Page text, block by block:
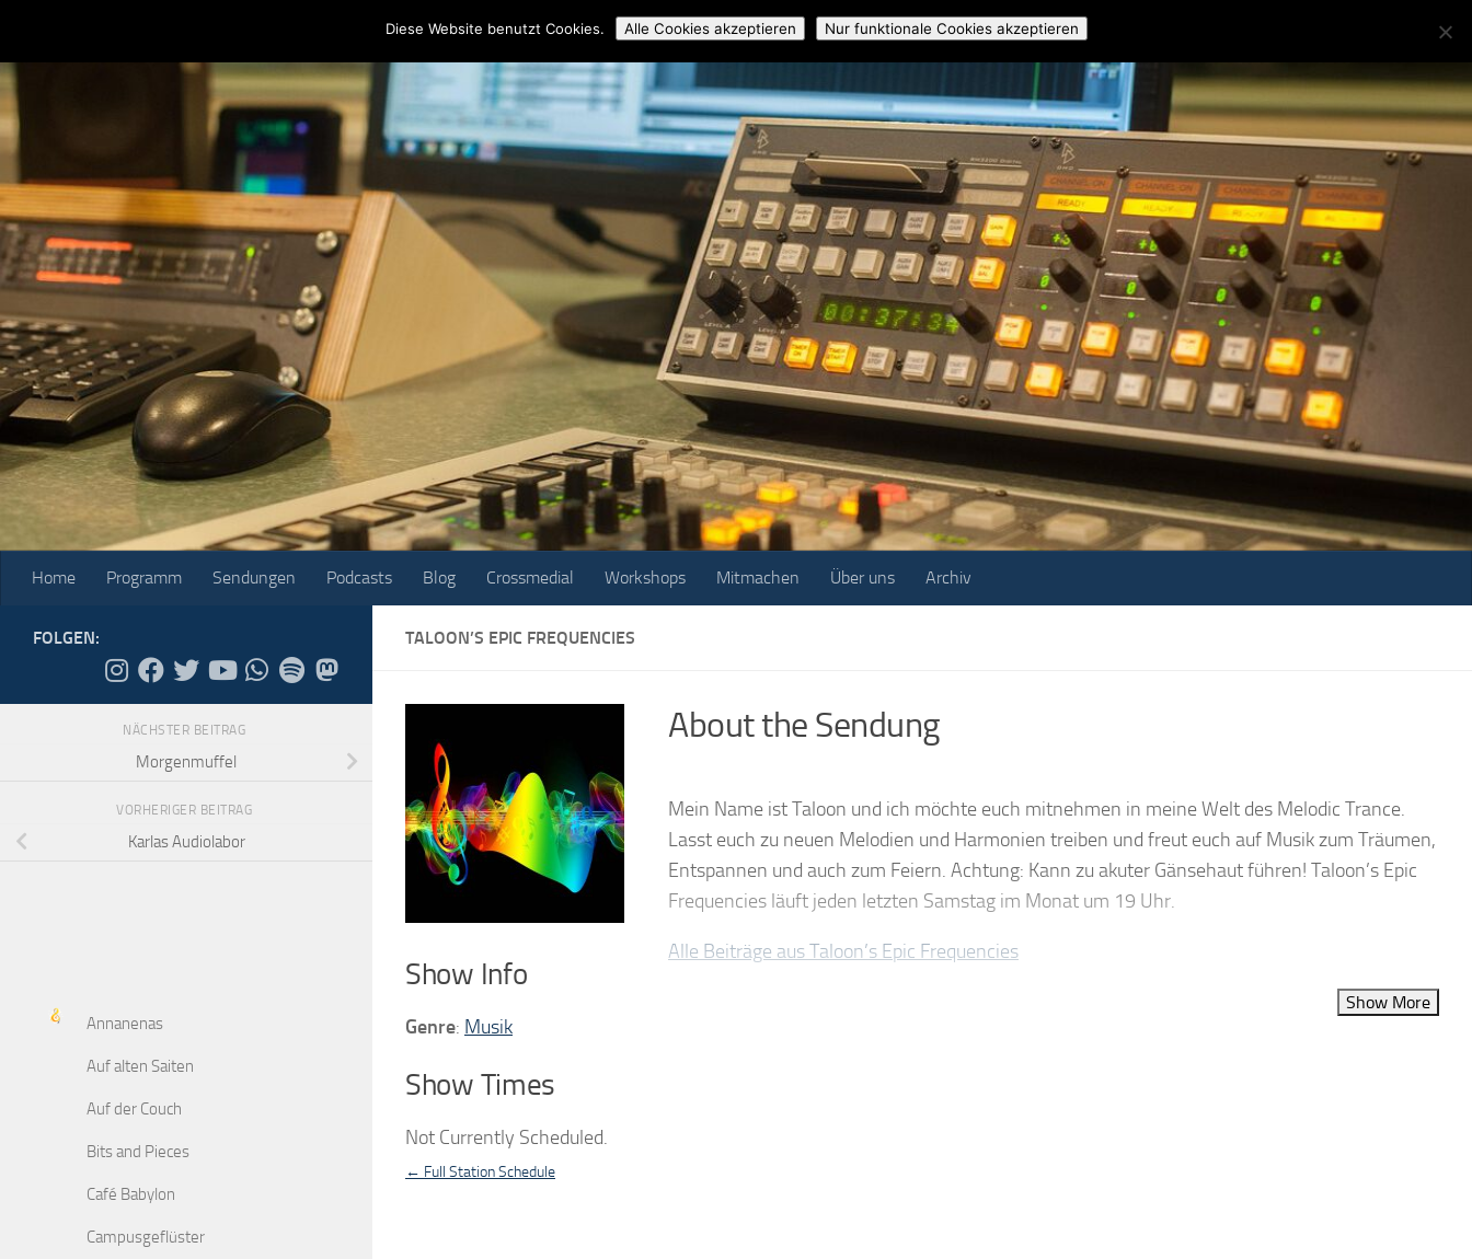
Blog Crossmedial Workshops Mitmachen Über uns Archiv
Home Programm Sendungen Podcasts Blog Crossmedial Workshops Mitmachen Über uns Archiv
TALOON’S EPIC FREQUENCIES
Show Info
Genre: Musik
Show Times
Not Currently Scheduled.
← Full Station Schedule
About the Sendung
Mein Name ist Taloon und ich möchte euch mitnehmen in meine Welt des Melodic Trance.
Lasst euch zu neuen Melodien und Harmonien treiben und freut euch auf Musik zum Träumen,
Entspannen und auch zum Feiern. Achtung: Kann zu akuter Gänsehaut führen! Taloon’s Epic
Frequencies läuft jeden letzten Samstag im Monat um 19 Uhr.
Alle Beiträge aus Taloon’s Epic Frequencies
FOLGEN:
NÄCHSTER BEITRAG
Morgenmuffel
VORHERIGER BEITRAG
Karlas Audiolabor
Annanenas
Auf alten Saiten
Auf der Couch
Bits and Pieces
Café Babylon
Campusgeflüster
Diese Website benutzt Cookies. Alle Cookies akzeptieren Nur funktionale Cookies akzeptieren